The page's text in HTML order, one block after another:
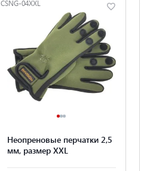
CSNG-04XXL
Неопреновые перчатки 2,5
мм, размер XXL